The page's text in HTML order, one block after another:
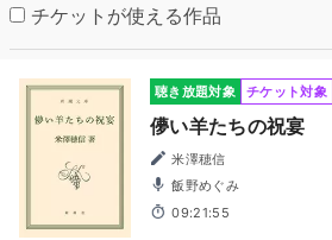
チケットが使える作品
聴き放題対象 チケット対象
儚い羊たちの祝宴
米澤穂信
飯野めぐみ
09:21:55